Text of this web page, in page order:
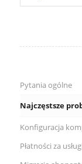
Pytania ogólne
Najczęstsze
Konfiguracja
Płatności za usługi